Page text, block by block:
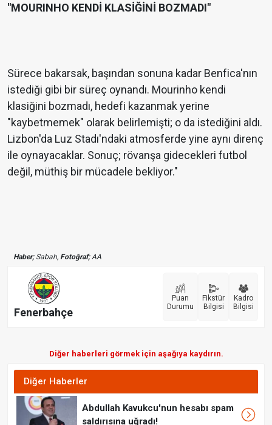
"MOURINHO KENDİ KLASİĞİNİ BOZMADI"
Sürece bakarsak, başından sonuna kadar Benfica'nın
istediği gibi bir süreç oynandı. Mourinho kendi
klasiğini bozmadı, hedefi kazanmak yerine
"kaybetmemek" olarak belirlemişti; o da istediğini aldı.
Lizbon'da Luz Stadı'ndaki atmosferde yine aynı direnç
ile oynayacaklar. Sonuç; rövanşa gidecekleri futbol
değil, müthiş bir mücadele bekliyor."
Haber;Sabah, Fotoğraf;AA
Fenerbahçe
Puan
Durumu
Fikstür
Bilgisi
Kadro
Bilgisi
Diğer haberleri görmek için aşağıya kaydırın.
Diğer Haberler
Abdullah Kavukcu'nun hesabı spam
saldırısına uğradı!